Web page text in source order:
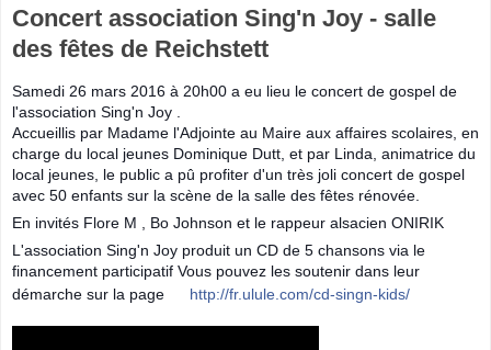
Concert association Sing'n Joy - salle
des fêtes de Reichstett
Samedi 26 mars 2016 à 20h00 a eu lieu le concert de gospel de
l'association Sing'n Joy .
Accueillis par Madame l'Adjointe au Maire aux affaires scolaires, en
charge du local jeunes Dominique Dutt, et par Linda, animatrice du
local jeunes, le public a pû profiter d'un très joli concert de gospel
avec 50 enfants sur la scène de la salle des fêtes rénovée.
En invités Flore M , Bo Johnson et le rappeur alsacien ONIRIK
L'association Sing'n Joy produit un CD de 5 chansons via le
financement participatif Vous pouvez les soutenir dans leur
démarche sur la page
http://fr.ulule.com/cd-singn-kids/